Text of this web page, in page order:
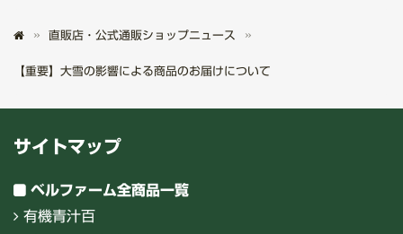
直販店・公式通販ショップニュース
【重要】大雪の影響による商品のお届けについて
サイトマップ
ベルファーム全商品一覧
有機青汁百